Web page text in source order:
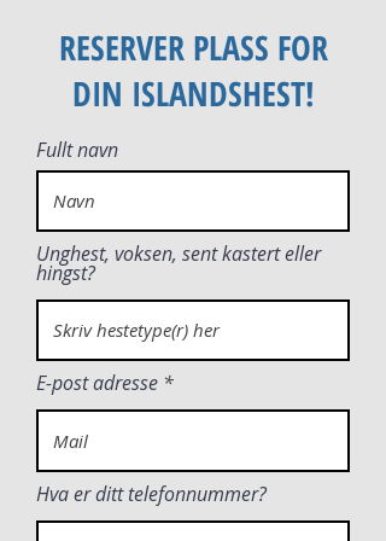
RESERVER PLASS FOR
DIN ISLANDSHEST!
Fullt navn
Unghest, voksen, sent kastert eller
hingst?
E-post adresse
Hva er ditt telefonnummer?